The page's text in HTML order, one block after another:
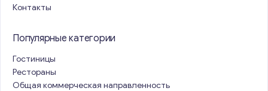
Контакты
Популярные категории
Гостиницы
Рестораны
Общая коммерческая направленность